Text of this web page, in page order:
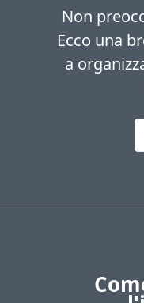
Non
Ecco una
a